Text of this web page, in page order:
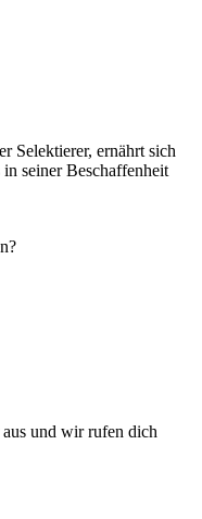
Selektierer, ernährt sich
seiner Beschaffenheit
und wir rufen dich